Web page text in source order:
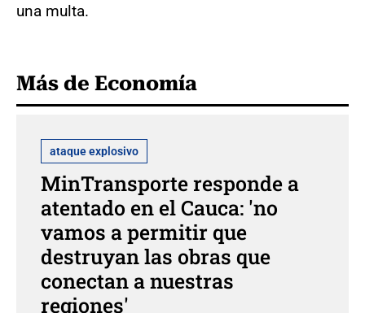
una multa.
Más de Economía
ataque explosivo
MinTransporte responde a
atentado en el Cauca: 'no
vamos a permitir que
destruyan las obras que
conectan a nuestras
regiones'